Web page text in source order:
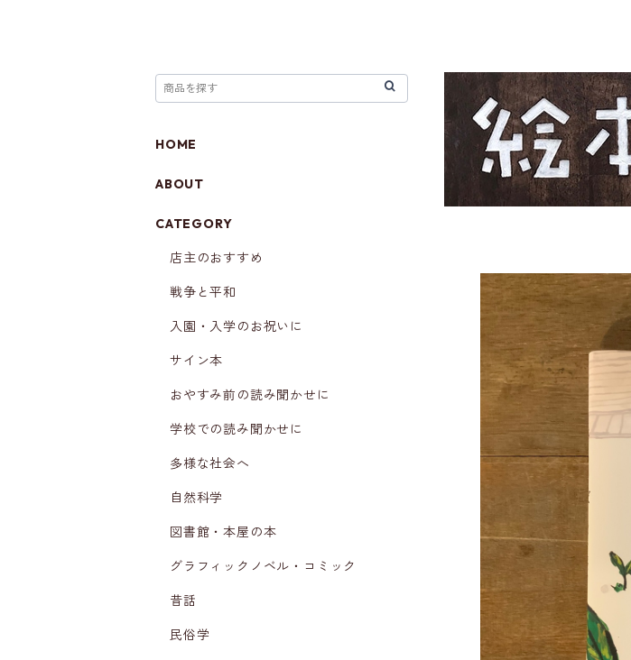
HOME
ABOUT
CATEGORY
店主のおすすめ
戦争と平和
入園・入学のお祝いに
サイン本
おやすみ前の読み聞かせに
学校での読み聞かせに
多様な社会へ
自然科学
図書館・本屋の本
グラフィックノベル・コミック
昔話
民俗学